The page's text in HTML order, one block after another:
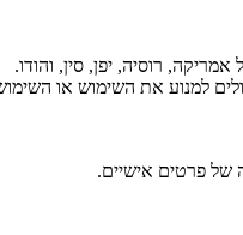
של פרטים אישיים.